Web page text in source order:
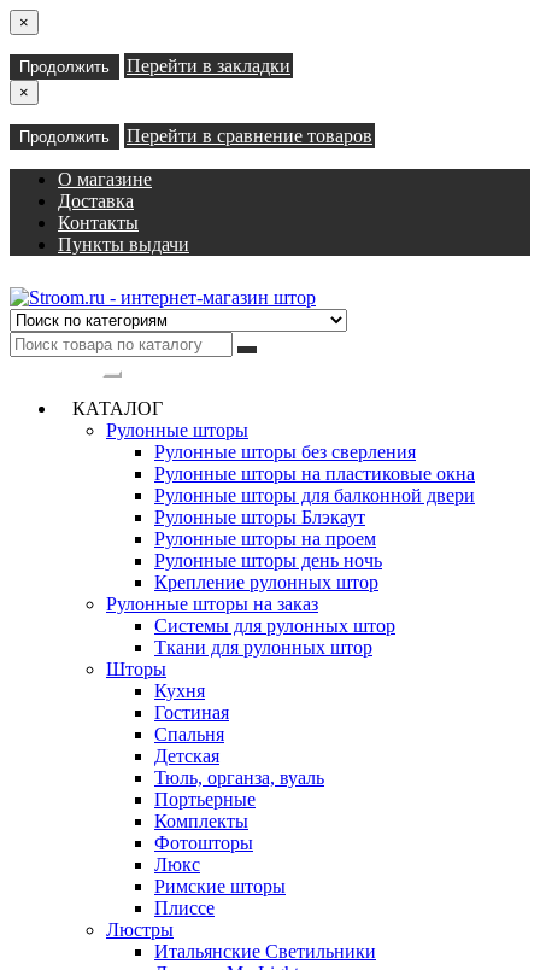
×
Продолжить Перейти в закладки
×
Продолжить Перейти в сравнение товаров
О магазине
Доставка
Контакты
Пункты выдачи
КАТАЛОГ
Рулонные шторы
Рулонные шторы без сверления
Рулонные шторы на пластиковые окна
Рулонные шторы для балконной двери
Рулонные шторы Блэкаут
Рулонные шторы на проем
Рулонные шторы день ночь
Крепление рулонных штор
Рулонные шторы на заказ
Системы для рулонных штор
Ткани для рулонных штор
Шторы
Кухня
Гостиная
Спальня
Детская
Тюль, органза, вуаль
Портьерные
Комплекты
Фотошторы
Люкс
Римские шторы
Плиссе
Люстры
Итальянские Светильники